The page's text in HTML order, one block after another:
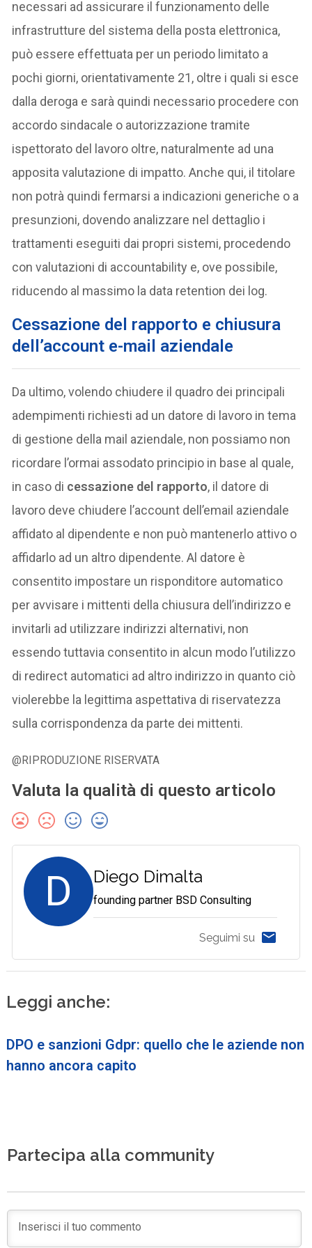
necessari ad assicurare il funzionamento delle
infrastrutture del sistema della posta elettronica,
può essere effettuata per un periodo limitato a
pochi giorni, orientativamente 21, oltre i quali si esce
dalla deroga e sarà quindi necessario procedere con
accordo sindacale o autorizzazione tramite
ispettorato del lavoro oltre, naturalmente ad una
apposita valutazione di impatto. Anche qui, il titolare
non potrà quindi fermarsi a indicazioni generiche o a
presunzioni, dovendo analizzare nel dettaglio i
trattamenti eseguiti dai propri sistemi, procedendo
con valutazioni di accountability e, ove possibile,
riducendo al massimo la data retention dei log.
Cessazione del rapporto e chiusura
dell’account e-mail aziendale
Da ultimo, volendo chiudere il quadro dei principali
adempimenti richiesti ad un datore di lavoro in tema
di gestione della mail aziendale, non possiamo non
ricordare l’ormai assodato principio in base al quale,
in caso di cessazione del rapporto, il datore di
lavoro deve chiudere l’account dell’email aziendale
affidato al dipendente e non può mantenerlo attivo o
affidarlo ad un altro dipendente. Al datore è
consentito impostare un risponditore automatico
per avvisare i mittenti della chiusura dell’indirizzo e
invitarli ad utilizzare indirizzi alternativi, non
essendo tuttavia consentito in alcun modo l’utilizzo
di redirect automatici ad altro indirizzo in quanto ciò
violerebbe la legittima aspettativa di riservatezza
sulla corrispondenza da parte dei mittenti.
@RIPRODUZIONE RISERVATA
Valuta la qualità di questo articolo
D Diego Dimalta
founding partner BSD Consulting
Seguimi su
Leggi anche:
DPO e sanzioni Gdpr: quello che le aziende non
hanno ancora capito
Partecipa alla community